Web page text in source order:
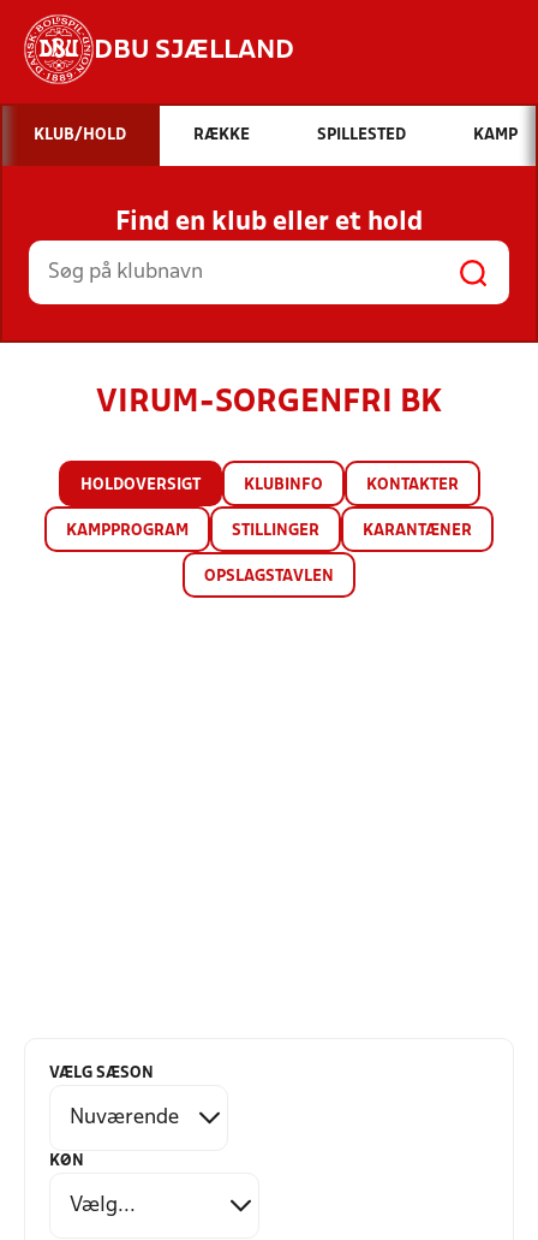
DBU SJÆLLAND
Hvad vil du søge efter?
INDHOLD OG NYHEDER
STILLINGER, RESULTATER, KLUBBER OG
HOLD
KLUB/HOLD RÆKKE SPILLESTED KAMP
Find en klub eller et hold
VIRUM-SORGENFRI BK
HOLDOVERSIGT KLUBINFO KONTAKTER
KAMPPROGRAM STILLINGER KARANTÆNER
OPSLAGSTAVLEN
VÆLG SÆSON
KØN